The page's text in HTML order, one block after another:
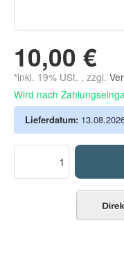
10,00 €
*inkl. 19% USt. , zzgl.
Wird nach
Lieferdatum: